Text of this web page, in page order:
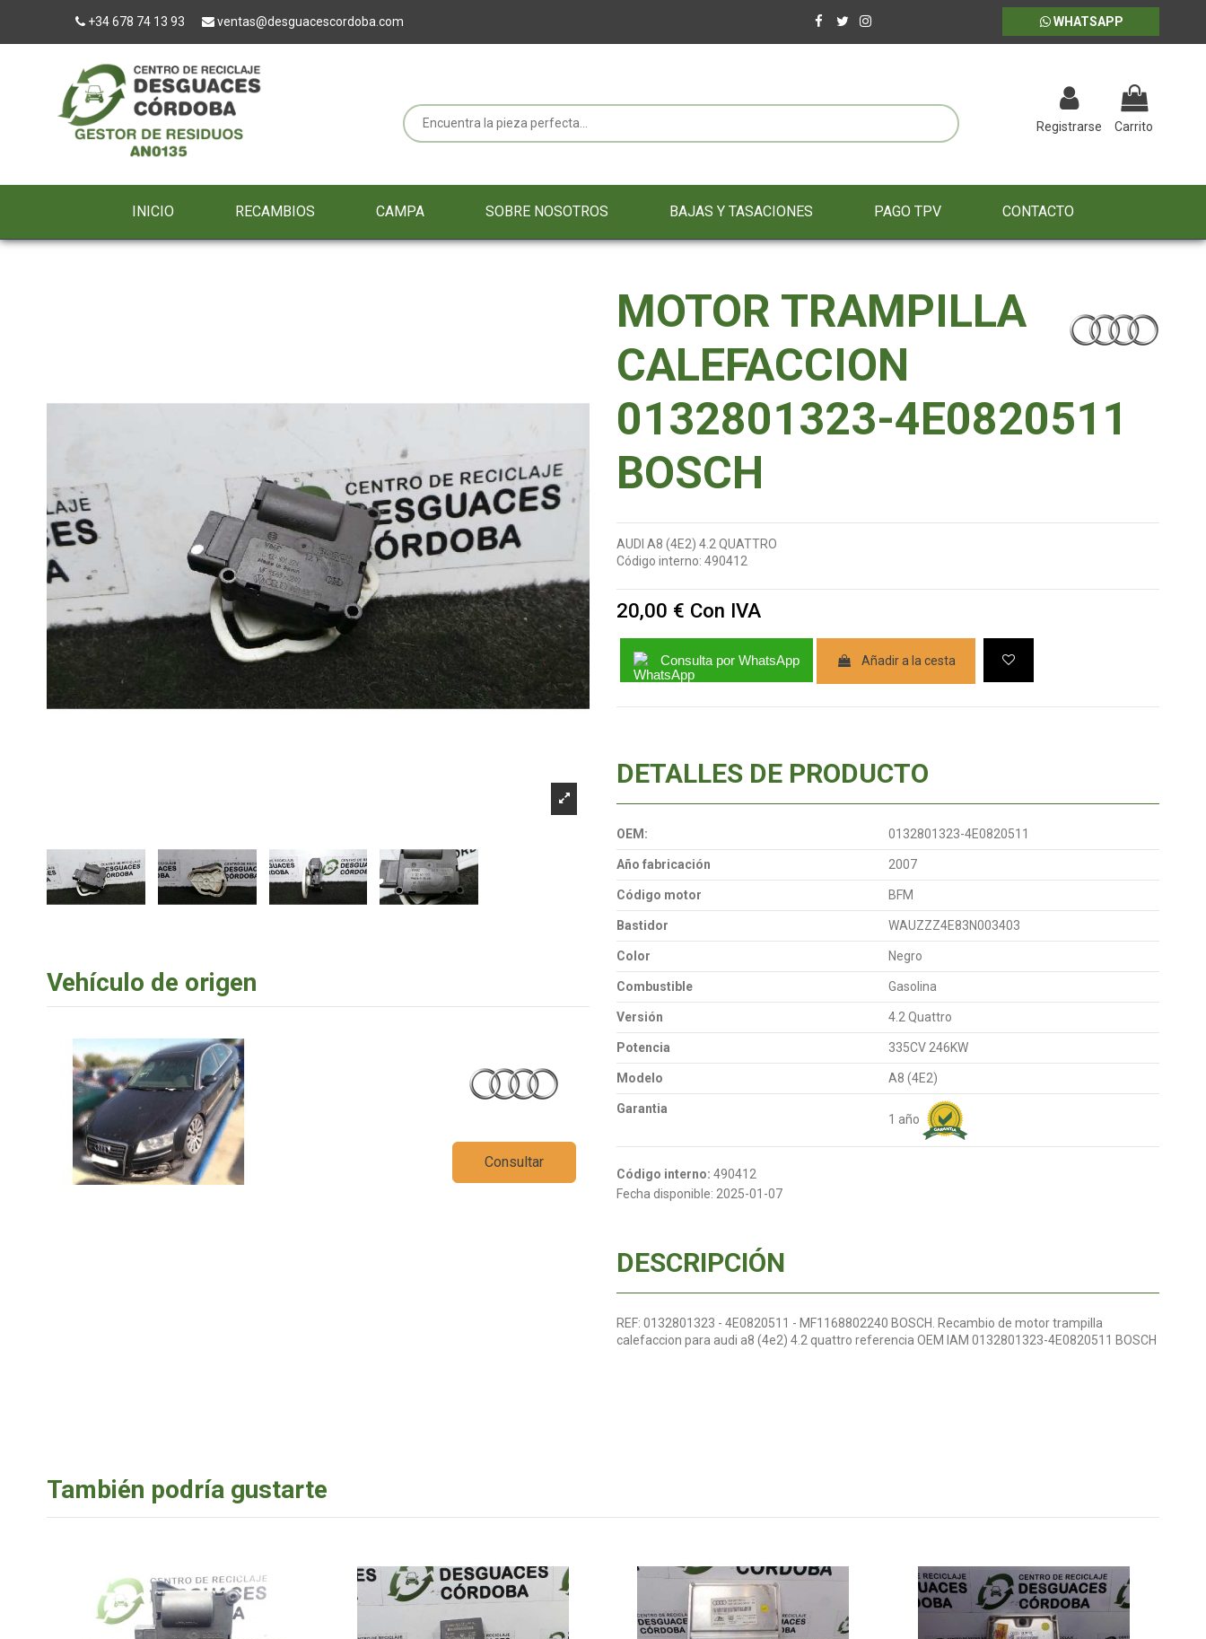
+34 678 74 13 93 ventas@desguacescordoba.com WHATSAPP
Registrarse Carrito
INICIO RECAMBIOS CAMPA SOBRE NOSOTROS BAJAS Y TASACIONES PAGO TPV CONTACTO
Vehículo de origen
Consultar
MOTOR TRAMPILLA
CALEFACCION
0132801323-4E0820511
BOSCH
AUDI A8 (4E2) 4.2 QUATTRO
Código interno: 490412
20,00 € Con IVA
Consulta por WhatsApp Añadir a la cesta
DETALLES DE PRODUCTO
OEM: 0132801323-4E0820511
Año fabricación 2007
Código motor BFM
Bastidor WAUZZZ4E83N003403
Color Negro
Combustible Gasolina
Versión 4.2 Quattro
Potencia 335CV 246KW
Modelo A8 (4E2)
Garantia
1 año
Código interno: 490412
Fecha disponible: 2025-01-07
DESCRIPCIÓN
REF: 0132801323 - 4E0820511 - MF1168802240 BOSCH. Recambio de motor trampilla
calefaccion para audi a8 (4e2) 4.2 quattro referencia OEM IAM 0132801323-4E0820511 BOSCH
También podría gustarte